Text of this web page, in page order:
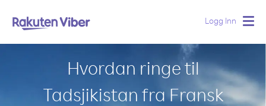
Logg Inn
Hvordan ringe til
Tadsjikistan fra Fransk